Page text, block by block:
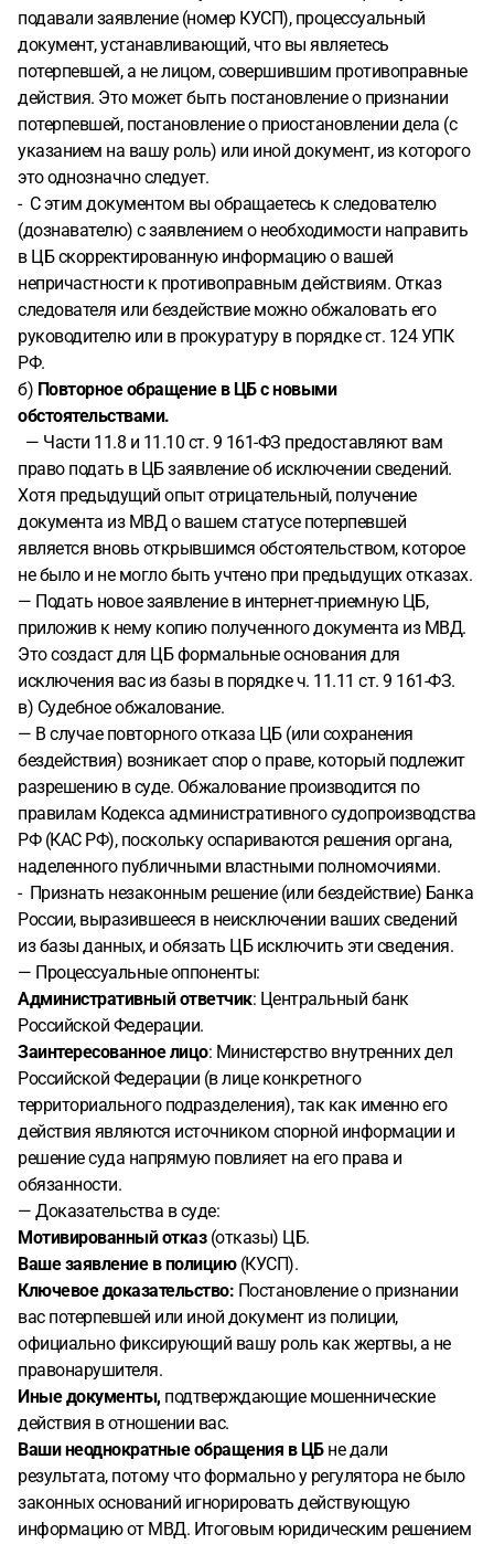
подавали заявление (номер КУСП), процессуальный
документ, устанавливающий, что вы являетесь
потерпевшей, а не лицом, совершившим противоправные
действия. Это может быть постановление о признании
потерпевшей, постановление о приостановлении дела (с
указанием на вашу роль) или иной документ, из которого
это однозначно следует.
- С этим документом вы обращаетесь к следователю
(дознавателю) с заявлением о необходимости направить
в ЦБ скорректированную информацию о вашей
непричастности к противоправным действиям. Отказ
следователя или бездействие можно обжаловать его
руководителю или в прокуратуру в порядке ст. 124 УПК
РФ.
б) Повторное обращение в ЦБ с новыми
обстоятельствами.
— Части 11.8 и 11.10 ст. 9 161-ФЗ предоставляют вам
право подать в ЦБ заявление об исключении сведений.
Хотя предыдущий опыт отрицательный, получение
документа из МВД о вашем статусе потерпевшей
является вновь открывшимся обстоятельством, которое
не было и не могло быть учтено при предыдущих отказах.
— Подать новое заявление в интернет-приемную ЦБ,
приложив к нему копию полученного документа из МВД.
Это создаст для ЦБ формальные основания для
исключения вас из базы в порядке ч. 11.11 ст. 9 161-ФЗ.
в) Судебное обжалование.
— В случае повторного отказа ЦБ (или сохранения
бездействия) возникает спор о праве, который подлежит
разрешению в суде. Обжалование производится по
правилам Кодекса административного судопроизводства
РФ (КАС РФ), поскольку оспариваются решения органа,
наделенного публичными властными полномочиями.
- Признать незаконным решение (или бездействие) Банка
России, выразившееся в неисключении ваших сведений
из базы данных, и обязать ЦБ исключить эти сведения.
— Процессуальные оппоненты:
Административный ответчик: Центральный банк
Российской Федерации.
Заинтересованное лицо: Министерство внутренних дел
Российской Федерации (в лице конкретного
территориального подразделения), так как именно его
действия являются источником спорной информации и
решение суда напрямую повлияет на его права и
обязанности.
— Доказательства в суде:
Мотивированный отказ (отказы) ЦБ.
Ваше заявление в полицию(КУСП).
Ключевое доказательство: Постановление о признании
вас потерпевшей или иной документ из полиции,
официально фиксирующий вашу роль как жертвы, а не
правонарушителя.
Иные документы, подтверждающие мошеннические
действия в отношении вас.
Ваши неоднократные обращения в ЦБне дали
результата, потому что формально у регулятора не было
законных оснований игнорировать действующую
информацию от МВД. Итоговым юридическим решением